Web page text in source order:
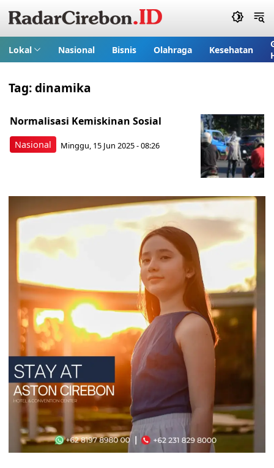
Lokal Nasional Bisnis Olahraga Kesehatan
Tag:dinamika
Nasional
Normalisasi Kemiskinan Sosial
Minggu, 15 Jun 2025 - 08:26